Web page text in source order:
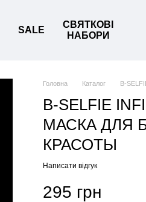
SALE
СВЯТКОВІ
НАБОРИ
Головна Каталог B-
B-SELFIE
МАСКА ДЛЯ
КРАСОТЫ
Написати відгук
295 грн